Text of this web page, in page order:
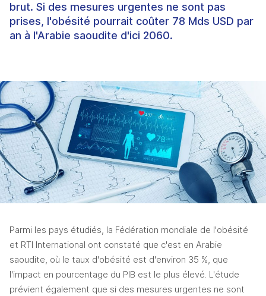
brut. Si des mesures urgentes ne sont pas
prises, l'obésité pourrait coûter 78 Mds USD par
an à l'Arabie saoudite d'ici 2060.
Parmi les pays étudiés, la Fédération mondiale de l'obésité
et RTI International ont constaté que c'est en Arabie
saoudite, où le taux d'obésité est d'environ 35 %, que
l'impact en pourcentage du PIB est le plus élevé. L'étude
prévient également que si des mesures urgentes ne sont